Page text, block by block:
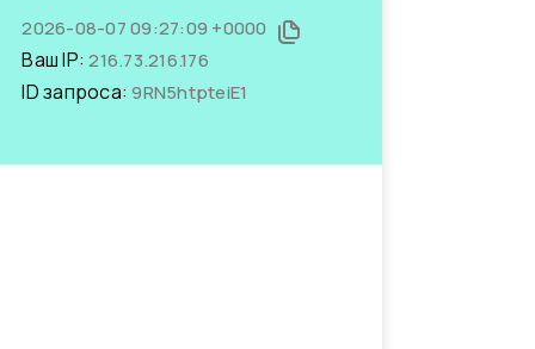
2026-08-07 09:27:09 +0000
Ваш IP:216.73.216.176
ID запроса:9RN5htpteiE1